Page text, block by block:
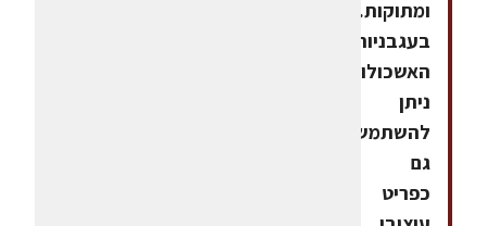
ומתוקות.
בעגבניות
האשכולות
ניתן
להשתמש
גם
כפריט